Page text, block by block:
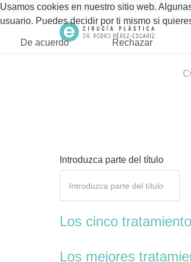
Introduzca parte del título
Los cinco
Los mejores
Usamos cookies en nuestro sitio web.
usuario. Puedes decidir por ti mismo si
De acuerdo Rechazar